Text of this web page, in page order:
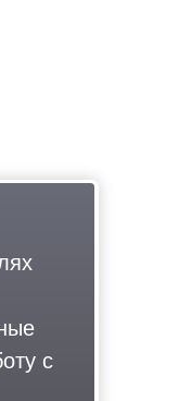
с